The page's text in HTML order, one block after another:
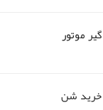
موتور
خرید شن